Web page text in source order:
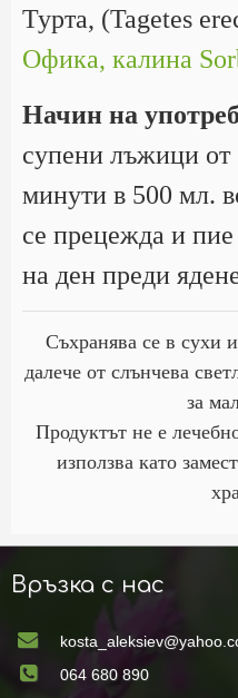
Турта, (Tagetes
Офика, калина
Начин на
супени лъжици от
минути в 500 мл.
се прецежда и
на ден преди
Съхранява се в сухи
далече от слънчева
за
Продуктът не е
използва като
Връзка с нас
064 680 890